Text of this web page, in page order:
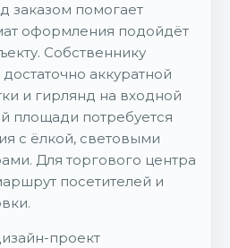
заказом помогает
оформления подойдёт
Собственнику
аккуратной
и гирлянд на входной
площади потребуется
с ёлкой, световыми
Для торгового центра
посетителей и
проект